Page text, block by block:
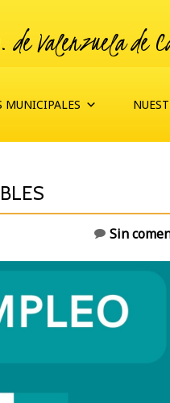
de Valenzuela de
MUNICIPALES
Sin